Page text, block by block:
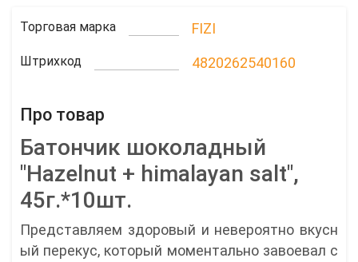
Торговая марка FIZI
Штрихкод 4820262540160
Про товар
Батончик шоколадный
"Hazelnut + himalayan salt",
45г.*10шт.
Представляем здоровый и невероятно вкусн
ый перекус, который моментально завоевал с